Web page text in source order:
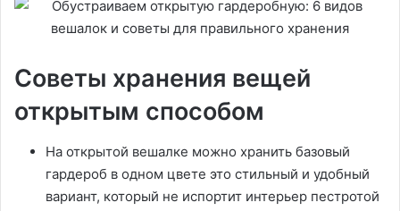
Советы хранения вещей
открытым способом
На открытой вешалке можно хранить базовый
гардероб в одном цвете это стильный и удобный
вариант, который не испортит интерьер пестротой